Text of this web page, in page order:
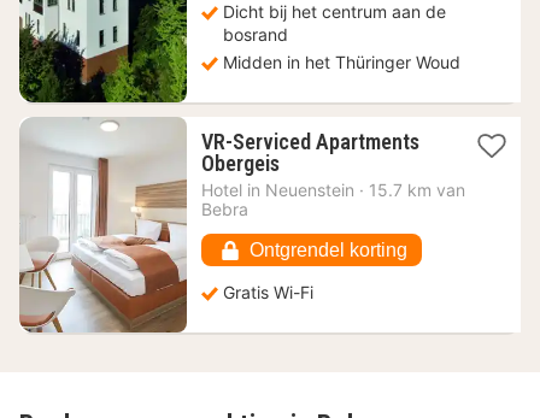
Dicht bij het centrum aan de
bosrand
Midden in het Thüringer Woud
VR-Serviced Apartments
Obergeis1
nacht
€
Hotel in Neuenstein · 15.7 km van
Bebra
Ontgrendel korting
Gratis Wi-Fi